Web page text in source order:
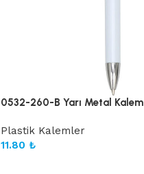
0532-260-B Yarı Metal Kalem
Plastik Kalemler
11.80 ₺